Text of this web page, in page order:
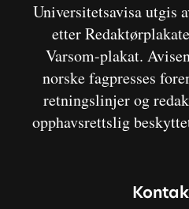
Universitetsavisa utgis
etter
Varsom-plakat.
norske fagpresses
retningslinjer og
opphavsrettslig